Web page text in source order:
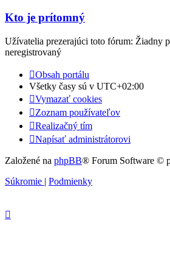
Kto je prítomný
Užívatelia prezerajúci toto fórum: Žiadny
neregistrovaný
Obsah portálu
Všetky časy sú v UTC+02:00
Vymazať cookies
Zoznam používateľov
Realizačný tím
Napísať administrátorovi
Založené na phpBB® Forum Software ©
Súkromie | Podmienky